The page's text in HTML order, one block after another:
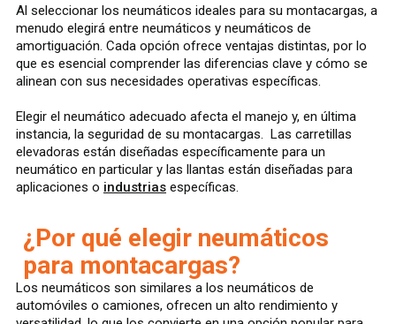
Al seleccionar los neumáticos ideales para su montacargas, a
menudo elegirá entre neumáticos y neumáticos de
amortiguación. Cada opción ofrece ventajas distintas, por lo
que es esencial comprender las diferencias clave y cómo se
alinean con sus necesidades operativas específicas.
Elegir el neumático adecuado afecta el manejo y, en última
instancia, la seguridad de su montacargas. Las carretillas
elevadoras están diseñadas específicamente para un
neumático en particular y las llantas están diseñadas para
aplicaciones o industrias específicas.
¿Por qué elegir neumáticos
para montacargas?
Los neumáticos son similares a los neumáticos de
automóviles o camiones, ofrecen un alto rendimiento y